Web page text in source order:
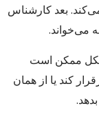
بعد کارشناس
ممکن است
کند یا از همان